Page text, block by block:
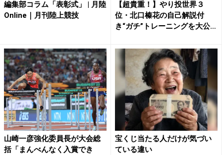
編集部コラム「表彰式」 | 月陸
Online｜月刊陸上競技
【超貴重！】やり投世界３
位・北口榛花の自己解説付
き“ガチ”トレーニングを大公開
山崎一彦強化委員長が大会総
括「まんべんなく入賞でき
宝くじ当たる人だけが気づい
ている違い